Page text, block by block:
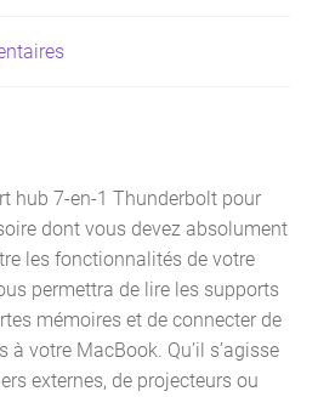
hub 7-en-1 Thunderbolt pour
dont vous devez absolument
les fonctionnalités de votre
permettra de lire les supports
mémoires et de connecter de
votre MacBook. Qu’il s’agisse
externes, de projecteurs ou